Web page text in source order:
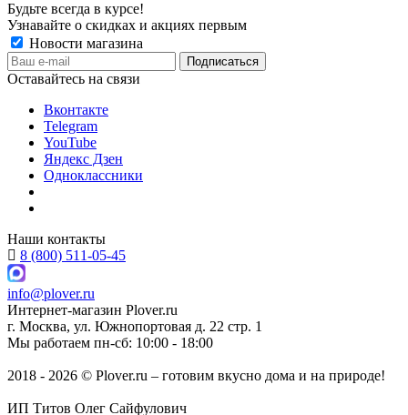
Будьте всегда в курсе!
Узнавайте о скидках и акциях первым
Новости магазина
Оставайтесь на связи
Вконтакте
Telegram
YouTube
Яндекс Дзен
Одноклассники
Наши контакты
8 (800) 511-05-45
info@plover.ru
Интернет-магазин Plover.ru
г. Москва, ул. Южнопортовая д. 22 стр. 1
Мы работаем пн-сб: 10:00 - 18:00
2018 - 2026 © Plover.ru – готовим вкусно дома и на природе!
ИП Титов Олег Сайфулович